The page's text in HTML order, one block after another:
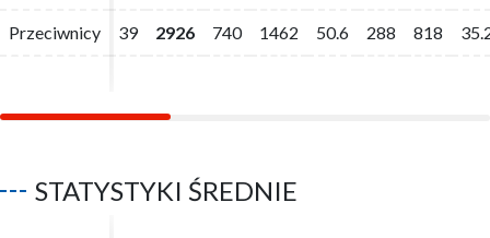
Przeciwnicy 39 2926 740 1462 50.6 288 818
Przeciwnicy 39 2926 740 1462 50.6 288 818
STATYSTYKI ŚREDNIE